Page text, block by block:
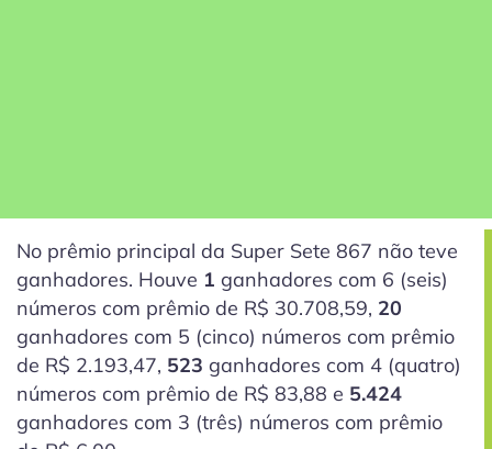
No prêmio principal da Super Sete 867 não teve
ganhadores. Houve 1 ganhadores com 6 (seis)
números com prêmio de R$ 30.708,59, 20
ganhadores com 5 (cinco) números com prêmio
de R$ 2.193,47, 523 ganhadores com 4 (quatro)
números com prêmio de R$ 83,88 e 5.424
ganhadores com 3 (três) números com prêmio